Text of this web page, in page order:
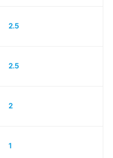
2.5
2.5
2
1